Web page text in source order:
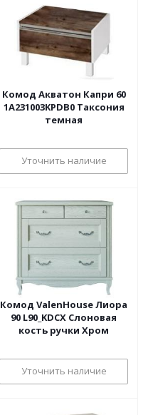
Комод Акватон Капри 60
1A231003KPDB0 Таксония
темная
Уточнить наличие
Комод ValenHouse Лиора
90 L90_KDСХ Слоновая
кость ручки Хром
Уточнить наличие